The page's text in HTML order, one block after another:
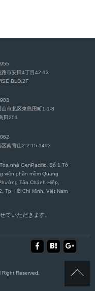
路市安田4丁目42-13
BLD.2F
山市北区東島田町1-1-8
田201
区南青山2-2-15-1403
nhà GenPacific, Số 1 Tô
viên phần mềm Quang
Tân Chánh Hiệp,
Tp. Hồ Chí Minh, Việt Nam
ていただきます。
Reserved.